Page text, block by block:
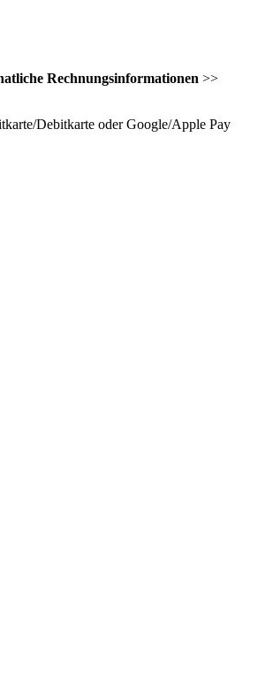
Rechnungsinformationen >>
Debitkarte oder Google/Apple Pay